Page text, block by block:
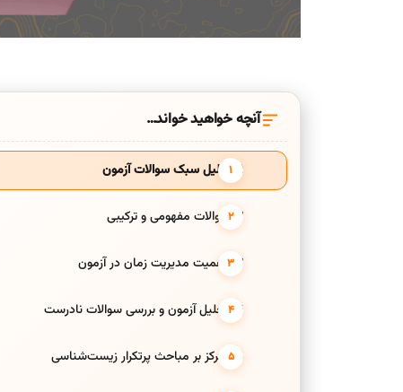
آنچه خواهید خواند…
۱. تحلیل سبک سوالات آزمون
۲. سوالات مفهومی و ترکیبی
۳. اهمیت مدیریت زمان در آزمون
۴. تحلیل آزمون و بررسی سوالات نادرست
۵. تمرکز بر مباحث پرتکرار زیست‌شناسی